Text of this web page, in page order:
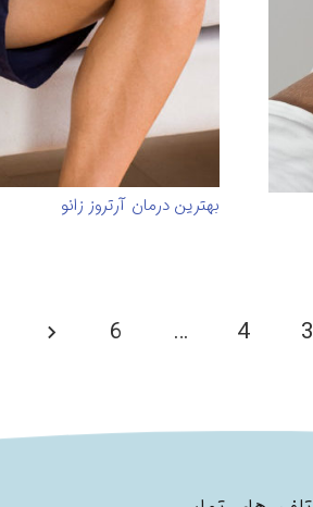
بهترین درمان آرتروز زانو
3
4
…
6